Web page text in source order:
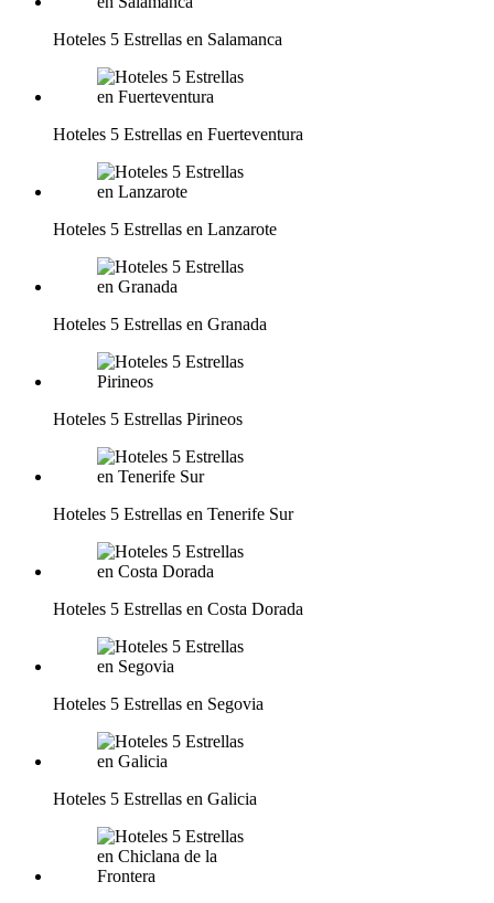
Hoteles 5 Estrellas en Salamanca
Hoteles 5 Estrellas en Fuerteventura
Hoteles 5 Estrellas en Lanzarote
Hoteles 5 Estrellas en Granada
Hoteles 5 Estrellas Pirineos
Hoteles 5 Estrellas en Tenerife Sur
Hoteles 5 Estrellas en Costa Dorada
Hoteles 5 Estrellas en Segovia
Hoteles 5 Estrellas en Galicia